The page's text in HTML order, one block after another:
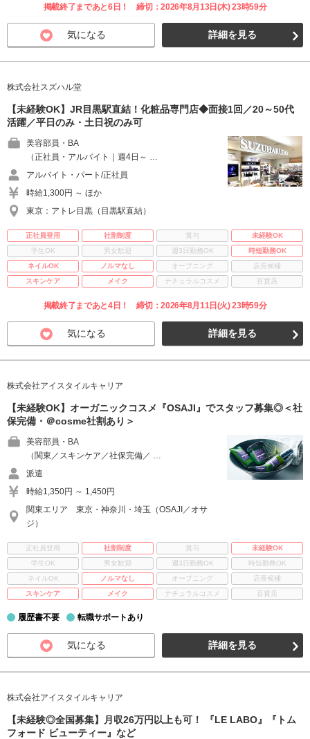
掲載終了まであと6日！ 締切：2026年8月13日(木) 23時59分
気になる 詳細を見る
株式会社スズハル堂
【未経験OK】JR目黒駅直結！化粧品専門店◆面接1回／20～50代
活躍／平日のみ・土日祝のみ可
美容部員・BA
（正社員・アルバイト｜週4日～ …
アルバイト・パート/正社員
時給1,300円 ～ ほか
東京：アトレ目黒（目黒駅直結）
正社員登用 社割制度 賞与
未経験OK
学生OK
男女歓迎 週3日勤務OK
時短勤務OK
ネイルOK
ノルマなし オープニング
店長候補
スキンケア
メイク ナチュラルコスメ 百貨店
掲載終了まであと4日！ 締切：2026年8月11日(火) 23時59分
気になる 詳細を見る
株式会社アイスタイルキャリア
【未経験OK】オーガニックコスメ『OSAJI』でスタッフ募集◎＜社
保完備・＠cosme社割あり＞
美容部員・BA
（関東／スキンケア／社保完備／ …
派遣
時給1,350円 ～ 1,450円
関東エリア 東京・神奈川・埼玉（OSAJI／オサ
ジ）
正社員登用 社割制度 賞与
未経験OK
学生OK
男女歓迎 週3日勤務OK
時短勤務OK
ネイルOK
ノルマなし オープニング
店長候補
スキンケア
メイク ナチュラルコスメ 百貨店
履歴書不要 転職サポートあり
気になる 詳細を見る
株式会社アイスタイルキャリア
【未経験◎全国募集】月収26万円以上も可！ 『LE LABO』『トム
フォード ビューティー』など